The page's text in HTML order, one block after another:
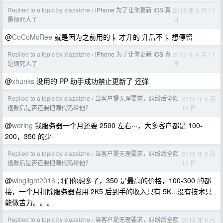
Replied to a topic by xiazaizhe › iPhone 为了让你更新 IOS 真
是烦死人了
2018 年 6 月 11
日
@CoCoMcRee 就是因为之前用的卡 才升的 升后不卡 想停留
Replied to a topic by xiazaizhe › iPhone 为了让你更新 IOS 真
是烦死人了
2018 年 6 月 11
日
@xhunks 没用的 PP 助手成功禁止更新了 还弹
Replied to a topic by xiazaizhe › 当客户提无理要求，纠纷后全额
退款后是否还要把源代码给他？
2018 年 6 月
10 日
@wdring 我服务器一个月还要 2500 左右···，大多客户都是 100-
200，350 的少
Replied to a topic by xiazaizhe › 当客户提无理要求，纠纷后全额
退款后是否还要把源代码给他？
2018 年 6 月
10 日
@winglight2016 哥们你想多了，350 是最高的价格，100-300 的都
接，一个月扣除服务器费用 2K5 后到手的收入只有 5K...没有技术只
能做苦力。。。
Replied to a topic by xiazaizhe › 当客户提无理要求，纠纷后全额 2018 年 6 月